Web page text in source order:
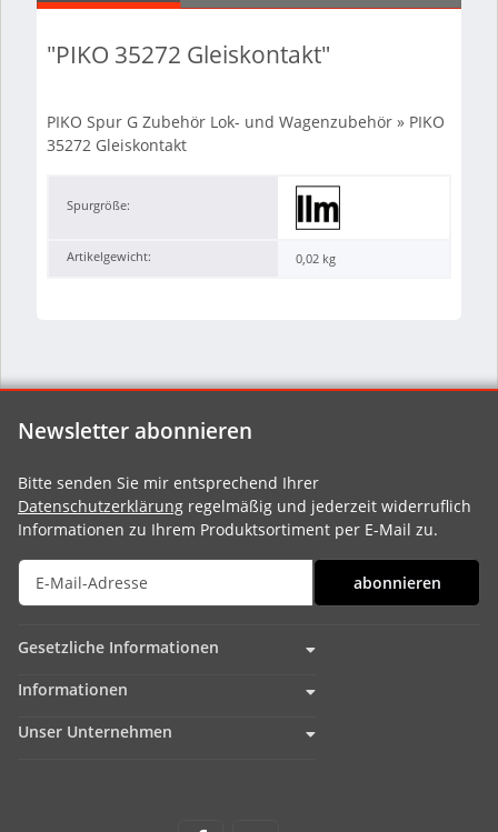
"PIKO 35272 Gleiskontakt"
PIKO Spur G Zubehör Lok- und Wagenzubehör » PIKO
35272 Gleiskontakt
Spurgröße:
Artikelgewicht: 0,02 kg
Newsletter abonnieren
Bitte senden Sie mir entsprechend Ihrer
Datenschutzerklärung regelmäßig und jederzeit widerruflich
Informationen zu Ihrem Produktsortiment per E-Mail zu.
abonnieren
Gesetzliche Informationen
Informationen
Unser Unternehmen